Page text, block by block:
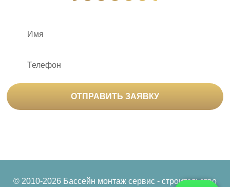
ОТПРАВИТЬ ЗАЯВКУ
© 2010-2026 Бассейн монтаж сервис - строительство